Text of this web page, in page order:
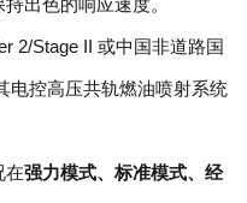
出色的响应速度。
2/Stage II 或中国非道路国
电控高压共轨燃油喷射系统
在强力模式、标准模式、经